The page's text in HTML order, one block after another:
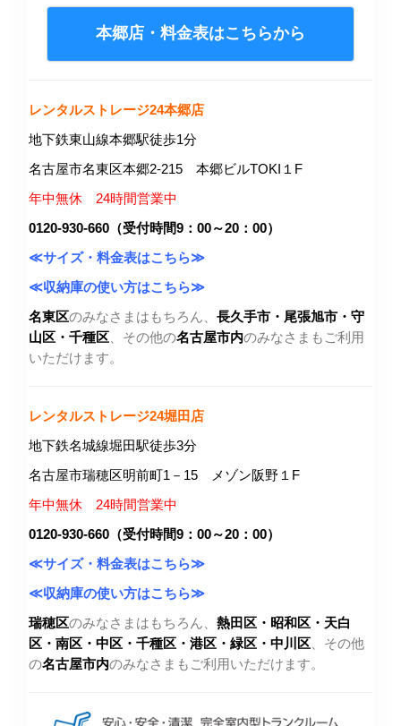
本郷店・料金表はこちらから
レンタルストレージ24本郷店
地下鉄東山線本郷駅徒歩1分
名古屋市名東区本郷2-215 本郷ビルTOKI１F
年中無休 24時間営業中
0120-930-660（受付時間9：00～20：00）
≪サイズ・料金表はこちら≫
≪収納庫の使い方はこちら≫
名東区のみなさまはもちろん、 長久手市・尾張旭市 ・守
山区・千種区 、その他の名古屋市内のみなさまもご利用
いただけます。
レンタルストレージ24堀田店
地下鉄名城線堀田駅徒歩3分
名古屋市瑞穂区明前町1－15 メゾン阪野１F
年中無休 24時間営業中
0120-930-660（受付時間9：00～20：00）
≪サイズ・料金表はこちら≫
≪収納庫の使い方はこちら≫
瑞穂区のみなさまはもちろん、 熱田区・昭和区・天白
区・ 南区・中区・千種区・港区・緑区・中川区 、その他
の名古屋市内のみなさまもご利用いただけます。